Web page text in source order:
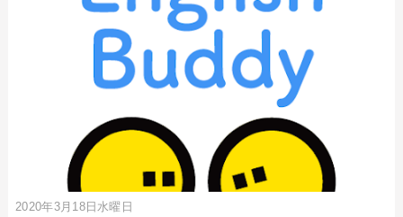
2020年3月18日水曜日